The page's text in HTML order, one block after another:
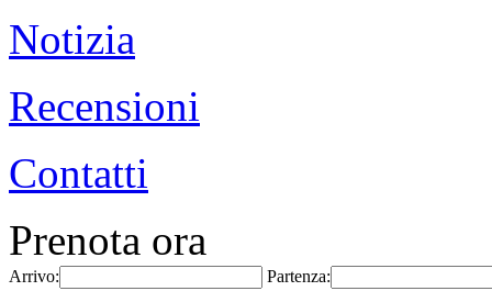
Notizia
Recensioni
Contatti
Prenota ora
Arrivo: Partenza: